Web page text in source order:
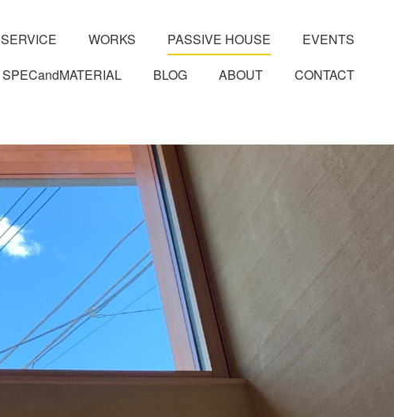
SERVICE WORKS PASSIVE HOUSE
EVENTS
SPECandMATERIAL BLOG ABOUT CONTACT